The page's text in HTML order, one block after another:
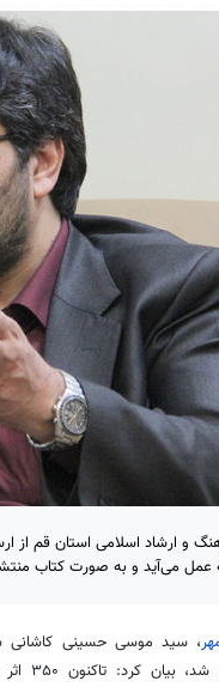
عمل می‌آید و به صورت کتاب
، سید موسی حسینی کاشانی